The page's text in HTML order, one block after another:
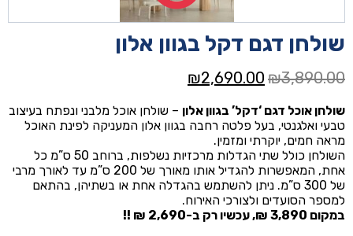
שולחן דגם דקל בגוון אלון
₪3,890.00
המחיר
היה:
₪3,890.00.
₪2,690.00
הוא:
₪2,690.00.
שולחן אוכל דגם ‘דקל’ בגוון אלון – שולחן אוכל מלבני ונפתח בעיצוב
טבעי ואלגנטי, בעל פלטה רחבה בגוון אלון המעניקה לפינת האוכל
מראה חמים, יוקרתי ומזמין.
השולחן כולל שתי הגדלות מרכזיות נשלפות, ברוחב 50 ס”מ כל
אחת, המאפשרות להגדיל אותו מאורך של 200 ס”מ עד לאורך מרבי
של 300 ס”מ. ניתן להשתמש בהגדלה אחת או בשתיהן, בהתאם
למספר הסועדים ולצורכי האירוח.
במקום 3,890 ₪, עכשיו רק ב-2,690 ₪ !!